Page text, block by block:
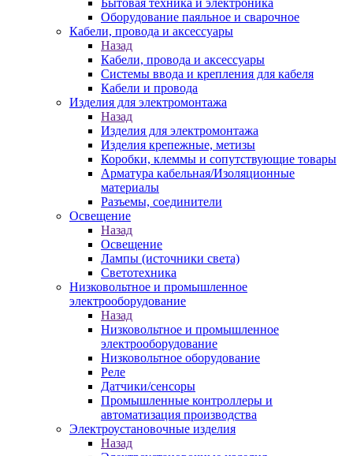
Бытовая техника и электроника
Оборудование паяльное и сварочное
Кабели, провода и аксессуары
Назад
Кабели, провода и аксессуары
Системы ввода и крепления для кабеля
Кабели и провода
Изделия для электромонтажа
Назад
Изделия для электромонтажа
Изделия крепежные, метизы
Коробки, клеммы и сопутствующие товары
Арматура кабельная/Изоляционные
материалы
Разъемы, соединители
Освещение
Назад
Освещение
Лампы (источники света)
Светотехника
Низковольтное и промышленное
электрооборудование
Назад
Низковольтное и промышленное
электрооборудование
Низковольтное оборудование
Реле
Датчики/сенсоры
Промышленные контроллеры и
автоматизация производства
Электроустановочные изделия
Назад